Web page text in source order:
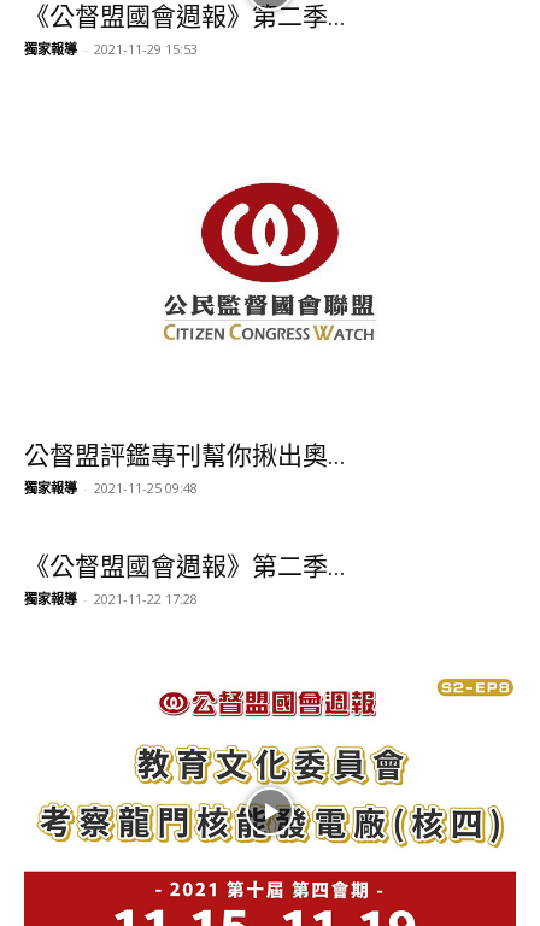
《公督盟國會週報》第二季...
獨家報導 - 2021-11-29 15:53
公督盟評鑑專刊幫你揪出奧...
獨家報導 - 2021-11-25 09:48
《公督盟國會週報》第二季...
獨家報導 - 2021-11-22 17:28